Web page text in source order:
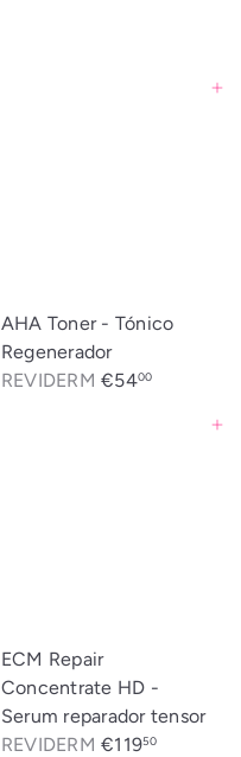
Agregar al carrito
AHA Toner - Tónico
Regenerador
REVIDERM€5400
Agregar al carrito
ECM Repair
Concentrate HD -
Serum reparador tensor
REVIDERM€11950